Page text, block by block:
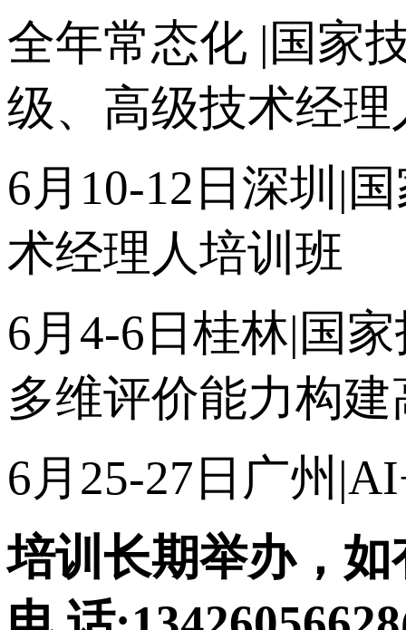
全年常态化 |国家
级、高级技术经
6月10-12日深圳|
术经理人培训班
6月4-6日桂林|国
多维评价能力构
6月25-27日广州
培训长期举办，